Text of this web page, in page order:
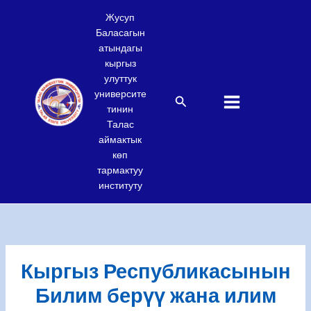
Жусуп
Баласагын
атындагы
кыргыз
улуттук
университе
тинин
Талас
аймактык
көп
тармактуу
институту
Search
Кыргыз Республикасынын
Билим берүү жана илим